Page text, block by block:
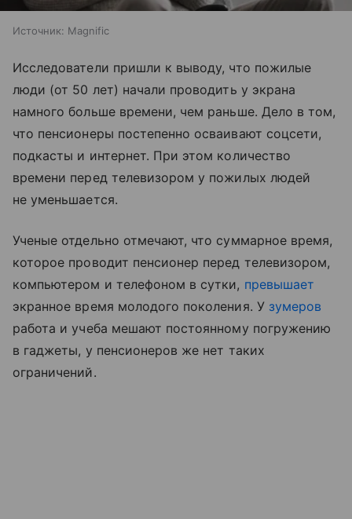
Источник: Magnific
Исследователи пришли к выводу, что пожилые
люди (от 50 лет) начали проводить у экрана
намного больше времени, чем раньше. Дело в том,
что пенсионеры постепенно осваивают соцсети,
подкасты и интернет. При этом количество
времени перед телевизором у пожилых людей
не уменьшается.
Ученые отдельно отмечают, что суммарное время,
которое проводит пенсионер перед телевизором,
компьютером и телефоном в сутки, превышает
экранное время молодого поколения. У зумеров
работа и учеба мешают постоянному погружению
в гаджеты, у пенсионеров же нет таких
ограничений.